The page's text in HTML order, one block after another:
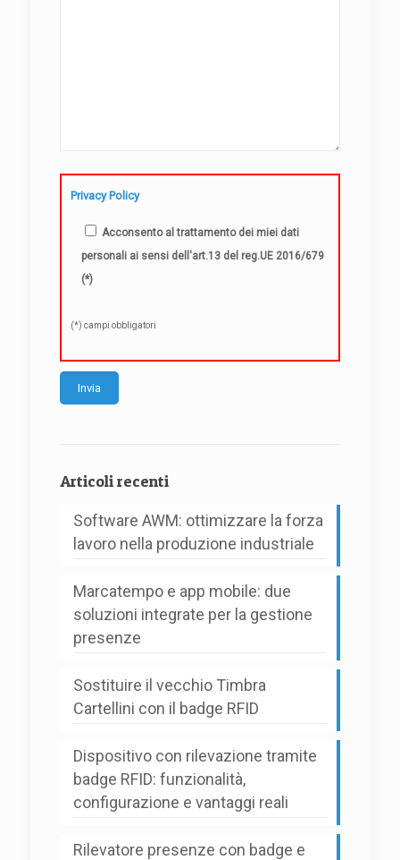
Privacy Policy
Acconsento al trattamento dei miei dati
personali ai sensi dell'art.13 del reg.UE 2016/679
(*)
(*) campi obbligatori
Articoli recenti
Software AWM: ottimizzare la forza
lavoro nella produzione industriale
Marcatempo e app mobile: due
soluzioni integrate per la gestione
presenze
Sostituire il vecchio Timbra
Cartellini con il badge RFID
Dispositivo con rilevazione tramite
badge RFID: funzionalità,
configurazione e vantaggi reali
Rilevatore presenze con badge e